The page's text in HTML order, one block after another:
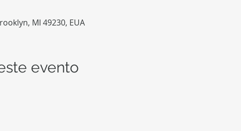
MI 49230, EUA
evento